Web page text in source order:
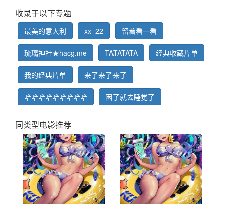
收录于以下专题
最美的意大利 xx_22 留着看一看
琉璃神社★hacg.me TATATATA 经典收藏片单
我的经典片单 来了来了来了
哈哈哈哈哈哈哈哈哈 困了就去睡觉了
同类型电影推荐